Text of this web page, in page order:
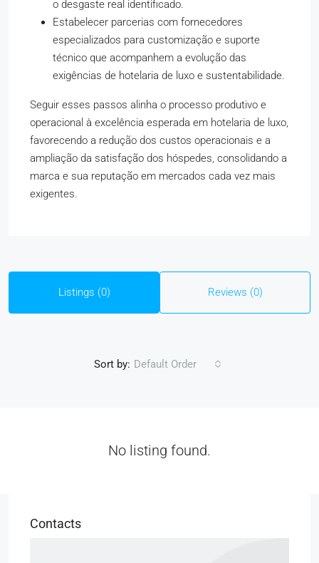
o desgaste real identificado.
Estabelecer parcerias com fornecedores
especializados para customização e suporte
técnico que acompanhem a evolução das
exigências de hotelaria de luxo e sustentabilidade.
Seguir esses passos alinha o processo produtivo e
operacional à excelência esperada em hotelaria de luxo,
favorecendo a redução dos custos operacionais e a
ampliação da satisfação dos hóspedes, consolidando a
marca e sua reputação em mercados cada vez mais
exigentes.
Listings (0) Reviews (0)
Sort by: Default Order
No listing found.
Contacts